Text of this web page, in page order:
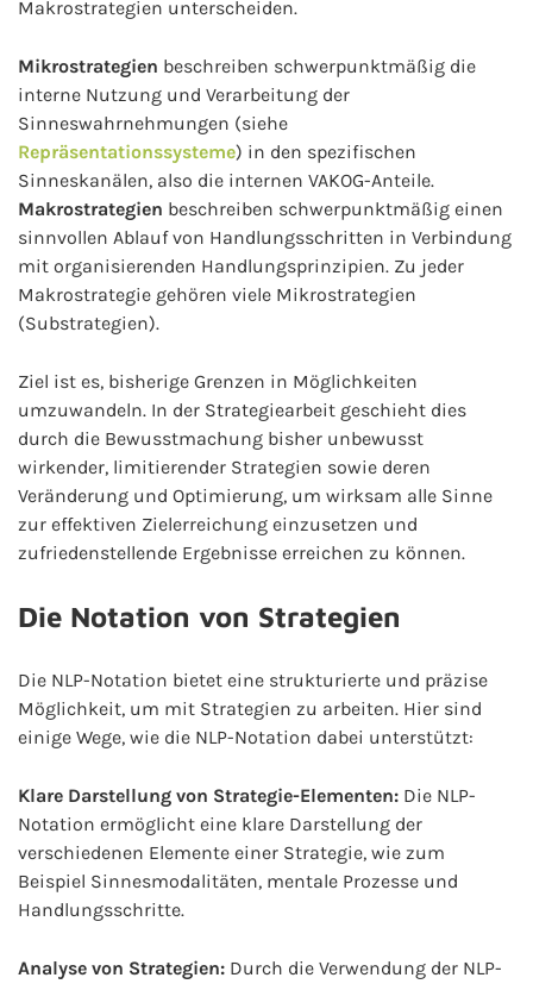
Makrostrategien unterscheiden.
Mikrostrategien beschreiben schwerpunktmäßig die
interne Nutzung und Verarbeitung der
Sinneswahrnehmungen (siehe
Repräsentationssysteme) in den spezifischen
Sinneskanälen, also die internen VAKOG-Anteile.
Makrostrategien beschreiben schwerpunktmäßig einen
sinnvollen Ablauf von Handlungsschritten in Verbindung
mit organisierenden Handlungsprinzipien. Zu jeder
Makrostrategie gehören viele Mikrostrategien
(Substrategien).
Ziel ist es, bisherige Grenzen in Möglichkeiten
umzuwandeln. In der Strategiearbeit geschieht dies
durch die Bewusstmachung bisher unbewusst
wirkender, limitierender Strategien sowie deren
Veränderung und Optimierung, um wirksam alle Sinne
zur effektiven Zielerreichung einzusetzen und
zufriedenstellende Ergebnisse erreichen zu können.
Die Notation von Strategien
Die NLP-Notation bietet eine strukturierte und präzise
Möglichkeit, um mit Strategien zu arbeiten. Hier sind
einige Wege, wie die NLP-Notation dabei unterstützt:
Klare Darstellung von Strategie-Elementen: Die NLP-
Notation ermöglicht eine klare Darstellung der
verschiedenen Elemente einer Strategie, wie zum
Beispiel Sinnesmodalitäten, mentale Prozesse und
Handlungsschritte.
Analyse von Strategien: Durch die Verwendung der NLP-